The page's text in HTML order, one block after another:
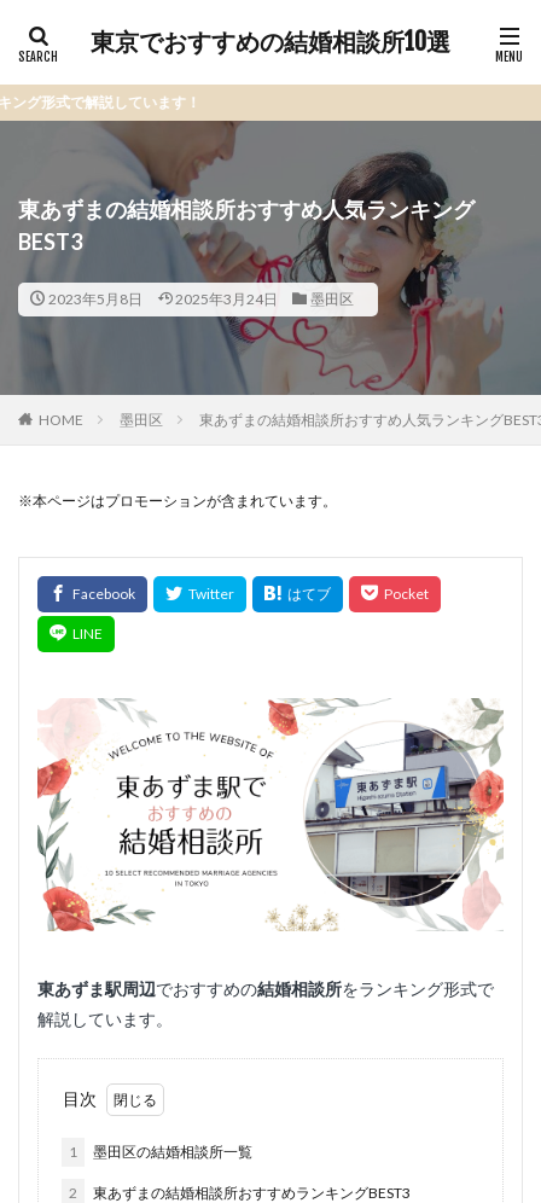
東京でおすすめの結婚相談所10選
ています！
東あずまの結婚相談所おすすめ人気ランキング
BEST3
2023年5月8日 2025年3月24日 墨田区
HOME 墨田区 東あずまの結婚相談所おすすめ人気ランキング
※本ページはプロモーションが含まれています。
東あずま駅周辺でおすすめの結婚相談所をランキング形式で
解説しています。
目次
1 墨田区の結婚相談所一覧
2 東あずまの結婚相談所おすすめランキングBEST3